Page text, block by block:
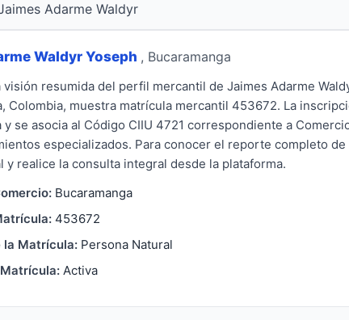
Adarme Waldyr
Waldyr Yoseph , Bucaramanga
visión resumida del perfil mercantil de Jaimes Adarme
Colombia, muestra matrícula mercantil 453672. La
y se asocia al Código CIIU 4721 correspondiente a
especializados. Para conocer el reporte completo
y realice la consulta integral desde la plataforma.
Bucaramanga
453672
la Matrícula: Persona Natural
Activa